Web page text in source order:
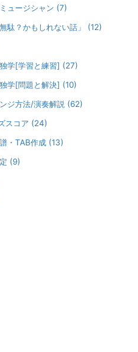
ュージシャン (7)
駄？かもしれない話」 (12)
学[学習と練習] (27)
学[問題と解決] (10)
ジ方法/演奏解説 (62)
スコア (24)
・TAB作成 (13)
(9)